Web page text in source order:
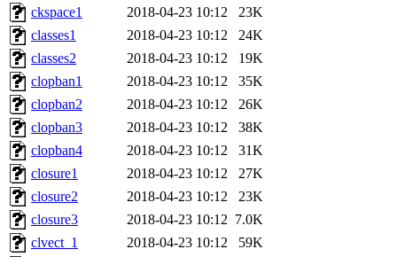
ckspace1
2018-04-23 10:12
23K
classes1
2018-04-23 10:12
24K
classes2
2018-04-23 10:12
19K
clopban1
2018-04-23 10:12
35K
clopban2
2018-04-23 10:12
26K
clopban3
2018-04-23 10:12
38K
clopban4
2018-04-23 10:12
31K
closure1
2018-04-23 10:12
27K
closure2
2018-04-23 10:12
23K
closure3
2018-04-23 10:12 7.0K
clvect_1
2018-04-23 10:12
59K